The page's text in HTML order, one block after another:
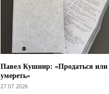
Павел Кушнир: «Продаться или
умереть»
27.07.2026